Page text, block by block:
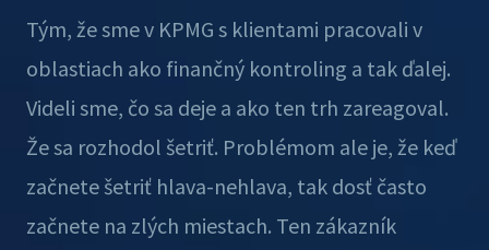
Tým, že sme v KPMG s klientami pracovali v
oblastiach ako finančný kontroling a tak ďalej.
Videli sme, čo sa deje a ako ten trh zareagoval.
Že sa rozhodol šetriť. Problémom ale je, že keď
začnete šetriť hlava-nehlava, tak dosť často
začnete na zlých miestach. Ten zákazník